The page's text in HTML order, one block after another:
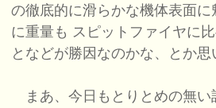
の徹底的に滑らかな機体表面に
に重量も スピットファイヤに
となどが勝因なのかな、とか思
まあ、今日もとりとめの無い